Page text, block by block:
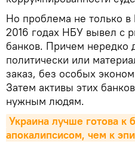
Но проблема не только
2016 годах НБУ вывел с
банков. Причем нередко
политически или
заказ, без особых
Затем активы этих
нужным людям.
Украина лучше готова к
апокалипсисом, чем к